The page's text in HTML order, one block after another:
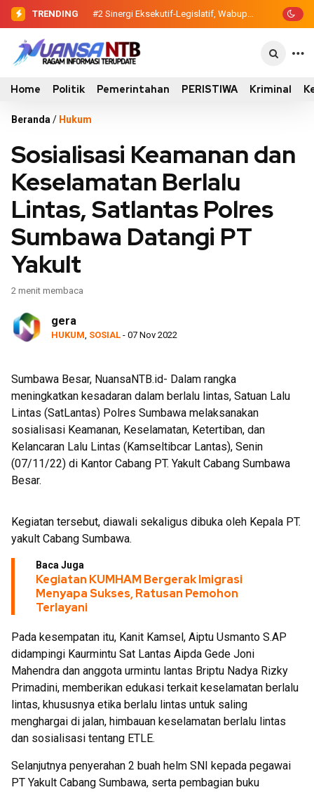
TRENDING #2 Sinergi Eksekutif-Legislatif,
Wabup Ansori Serahkan Tujuh Kontainer
#3 Evaluasi Perencanaan Pembangunan
2026, Pemkab Sumbawa Luncurkan
Home Politik Pemerintahan PERISTIWA Kriminal
Beranda / Hukum
Sosialisasi Keamanan dan
Keselamatan Berlalu
Lintas, Satlantas Polres
Sumbawa Datangi PT
Yakult
2 menit membaca
gera
HUKUM SOSIAL - 07 Nov 2022
Sumbawa Besar, NuansaNTB.id- Dalam rangka
meningkatkan kesadaran dalam berlalu lintas, Satuan Lalu
Lintas (SatLantas) Polres Sumbawa melaksanakan
sosialisasi Keamanan, Keselamatan, Ketertiban, dan
Kelancaran Lalu Lintas (Kamseltibcar Lantas), Senin
(07/11/22) di Kantor Cabang PT. Yakult Cabang Sumbawa
Besar.
Kegiatan tersebut, diawali sekaligus dibuka oleh Kepala PT.
yakult Cabang Sumbawa.
Baca Juga
Kegiatan KUMHAM Bergerak Imigrasi
Menyapa Sukses, Ratusan Pemohon
Terlayani
Pada kesempatan itu, Kanit Kamsel, Aiptu Usmanto S.AP
didampingi Kaurmintu Sat Lantas Aipda Gede Joni
Mahendra dan anggota urmintu lantas Briptu Nadya Rizky
Primadini, memberikan edukasi terkait keselamatan berlalu
lintas, khususnya etika berlalu lintas untuk saling
menghargai di jalan, himbauan keselamatan berlalu lintas
dan sosialisasi tentang ETLE.
Selanjutnya penyerahan 2 buah helm SNI kepada pegawai
PT Yakult Cabang Sumbawa, serta pembagian buku